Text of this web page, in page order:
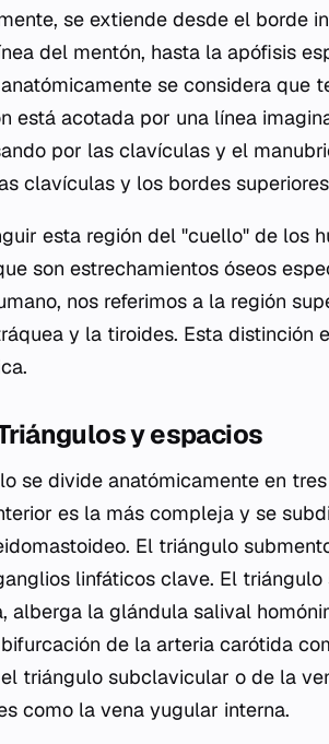
se extiende desde el borde
del mentón, hasta la apófisis
se considera que
está acotada por una línea
por las clavículas y el
clavículas y los bordes
esta región del "cuello" de los
son estrechamientos óseos
nos referimos a la región
y la tiroides. Esta distinción
y espacios
se divide anatómicamente en
es la más compleja y se
El triángulo
linfáticos clave. El
alberga la glándula salival
de la arteria carótida
triángulo subclavicular o de la
como la vena yugular interna.